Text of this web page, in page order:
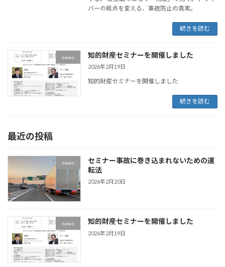
バーの視点を変える、事故防止の真実。
続きを読む
news 知的財産セミナーを開催しました
2026年2月19日
知的財産セミナーを開催しました
続きを読む
最近の投稿
news
セミナー事故に巻き込まれないための運
転法
2026年2月20日
news 知的財産セミナーを開催しました
2026年2月19日